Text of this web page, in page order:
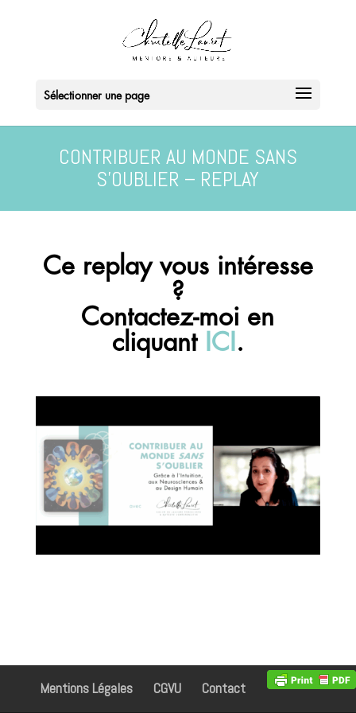
Sélectionner une page
CONTRIBUER AU MONDE SANS
S’OUBLIER – REPLAY
Ce replay vous intéresse
?
Contactez-moi en
cliquant ICI .
Mentions Légales CGVU Contact